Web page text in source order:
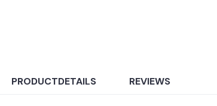
PRODUCTDETAILS REVIEWS